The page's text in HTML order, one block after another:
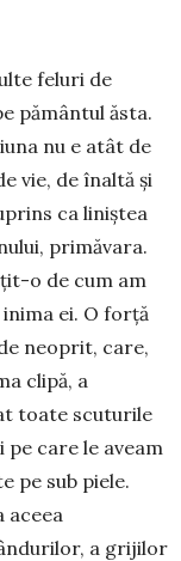
feluri de
pământul ăsta.
nu e atât de
vie, de înaltă și
ca liniștea
primă­vara.
o de cum am
ei. O forță
neoprit, care,
clipă, a
toate scuturile
pe care le aveam
pe sub piele.
aceea
a grijilor